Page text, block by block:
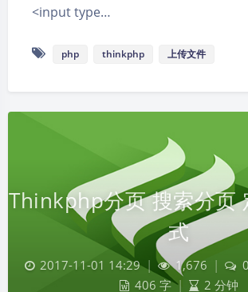
<input type…
php thinkphp 上传文件
Thinkphp分页 搜索分页
式
2017-11-01 14:29 | 1,676 | 0
406 字 | 2 分钟